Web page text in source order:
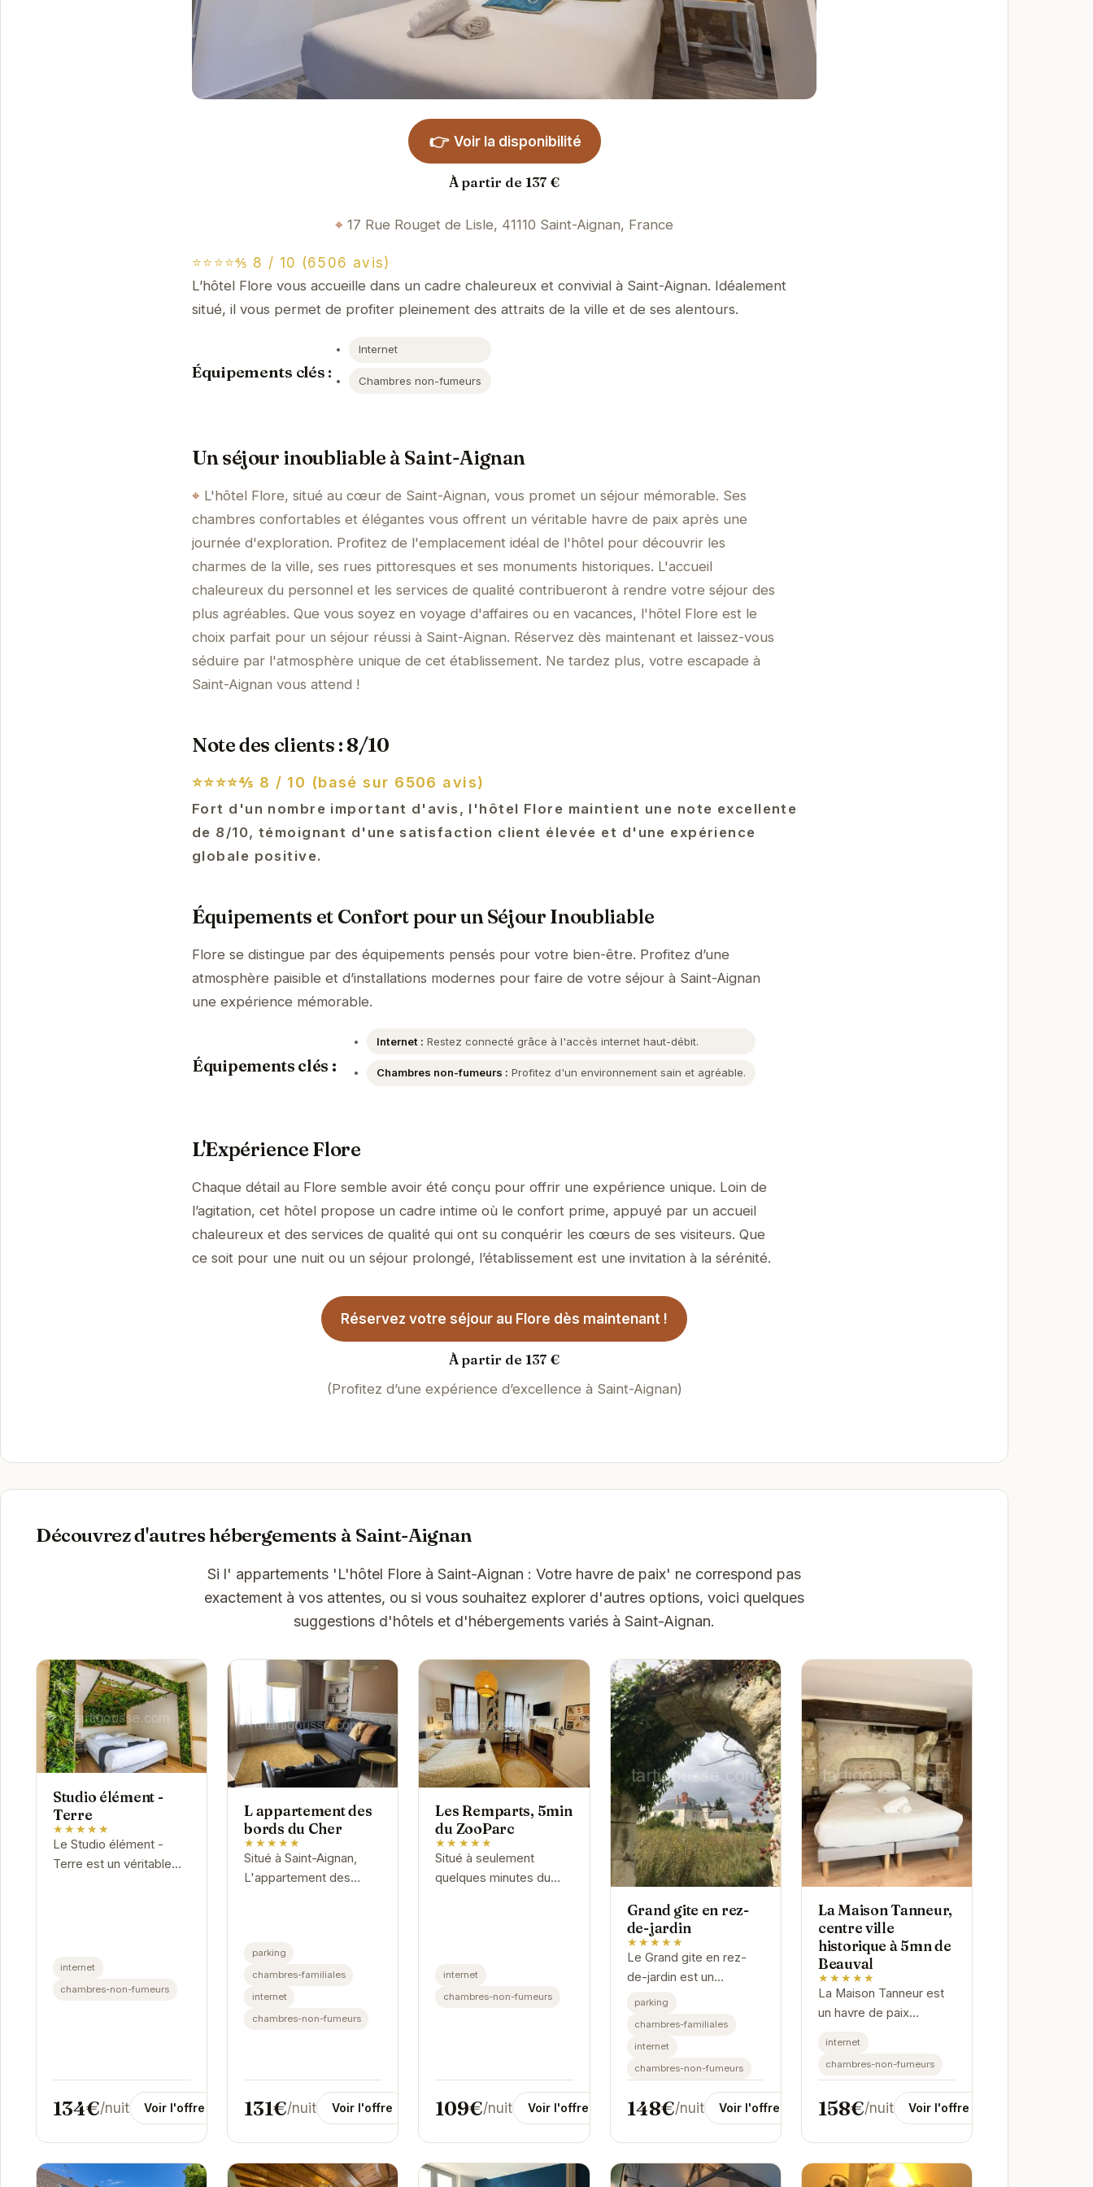
👉 Voir la disponibilité
À partir de 137 €
17 Rue Rouget de Lisle, 41110 Saint-Aignan, France
⭐⭐⭐⭐⅘ 8 / 10 (6506 avis)
L’hôtel Flore vous accueille dans un cadre chaleureux et convivial à Saint-Aignan. Idéalement
situé, il vous permet de profiter pleinement des attraits de la ville et de ses alentours.
Équipements clés :
Internet
Chambres non-fumeurs
Un séjour inoubliable à Saint-Aignan
L'hôtel Flore, situé au cœur de Saint-Aignan, vous promet un séjour mémorable. Ses
chambres confortables et élégantes vous offrent un véritable havre de paix après une
journée d'exploration. Profitez de l'emplacement idéal de l'hôtel pour découvrir les
charmes de la ville, ses rues pittoresques et ses monuments historiques. L'accueil
chaleureux du personnel et les services de qualité contribueront à rendre votre séjour des
plus agréables. Que vous soyez en voyage d'affaires ou en vacances, l'hôtel Flore est le
choix parfait pour un séjour réussi à Saint-Aignan. Réservez dès maintenant et laissez-vous
séduire par l'atmosphère unique de cet établissement. Ne tardez plus, votre escapade à
Saint-Aignan vous attend !
Note des clients : 8/10
⭐⭐⭐⭐⅘ 8 / 10 (basé sur 6506 avis)
Fort d'un nombre important d'avis, l'hôtel Flore maintient une note excellente
de 8/10, témoignant d'une satisfaction client élevée et d'une expérience
globale positive.
Équipements et Confort pour un Séjour Inoubliable
Flore se distingue par des équipements pensés pour votre bien-être. Profitez d’une
atmosphère paisible et d’installations modernes pour faire de votre séjour à Saint-Aignan
une expérience mémorable.
Équipements clés :
Internet : Restez connecté grâce à l'accès internet haut-débit.
Chambres non-fumeurs : Profitez d'un environnement sain et agréable.
L'Expérience Flore
Chaque détail au Flore semble avoir été conçu pour offrir une expérience unique. Loin de
l’agitation, cet hôtel propose un cadre intime où le confort prime, appuyé par un accueil
chaleureux et des services de qualité qui ont su conquérir les cœurs de ses visiteurs. Que
ce soit pour une nuit ou un séjour prolongé, l’établissement est une invitation à la sérénité.
Réservez votre séjour au Flore dès maintenant !
À partir de 137 €
(Profitez d’une expérience d’excellence à Saint-Aignan)
Découvrez d'autres hébergements à Saint-Aignan
Si l' appartements 'L'hôtel Flore à Saint-Aignan : Votre havre de paix' ne correspond pas
exactement à vos attentes, ou si vous souhaitez explorer d'autres options, voici quelques
suggestions d'hôtels et d'hébergements variés à Saint-Aignan.
Studio élément -
Terre
★★★★★
Le Studio élément -
Terre est un véritable
équipements
internet
chambres-non-fumeurs
134€/nuit Voir l'offre
L appartement des
bords du Cher
★★★★★
Situé à Saint-Aignan,
L'appartement des
équipé. Idéal pour les
familles et les...
parking
chambres-familiales
internet
chambres-non-fumeurs
131€/nuit Voir l'offre
Les Remparts, 5min
du ZooParc
★★★★★
Situé à seulement
quelques minutes du
pour votre séjour à...
internet
chambres-non-fumeurs
109€/nuit Voir l'offre
Grand gite en rez-
de-jardin
★★★★★
Le Grand gite en rez-
de-jardin est un
véritable havre de paix
ressourcer, ce...
parking
chambres-familiales
internet
chambres-non-fumeurs
148€/nuit Voir l'offre
La Maison Tanneur,
centre ville
historique à 5mn de
Beauval
★★★★★
La Maison Tanneur est
un havre de paix
de Saint-Aignan et
visiter le célèbre
ZooParc de Beauval....
internet
chambres-non-fumeurs
158€/nuit Voir l'offre